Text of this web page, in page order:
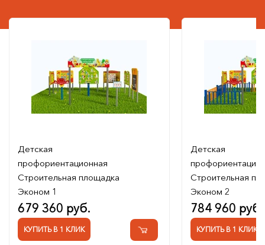
Детская
профориентационная
Строительная площадка
Эконом 1
679 360 руб.
КУПИТЬ В 1 КЛИК
Детская
Строительная
Эконом 2
784 960 руб.
КУПИТЬ В 1 КЛИК